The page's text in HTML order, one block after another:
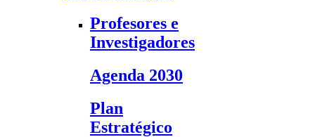
Profesores e
Investigadores
Agenda 2030
Plan
Estratégico